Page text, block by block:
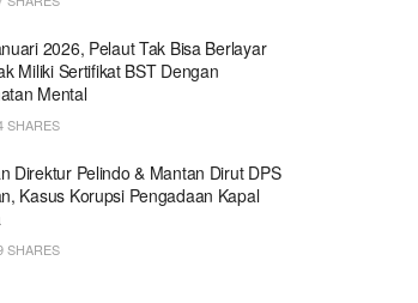
2026, Pelaut Tak Bisa Berlayar
Miliki Sertifikat BST Dengan
Mental
SHARES
Direktur Pelindo & Mantan Dirut DPS
Kasus Korupsi Pengadaan Kapal
SHARES